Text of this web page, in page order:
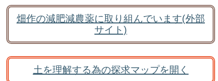
畑作の減肥減農薬に取り組んでいます(外部
サイト)
土を理解する為の探求マップを開く